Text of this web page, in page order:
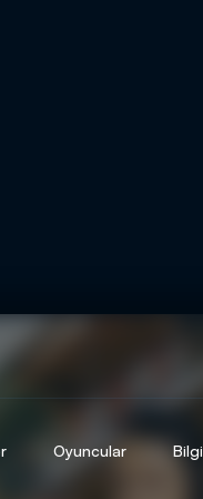
Oyuncular Bilgi